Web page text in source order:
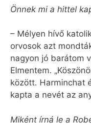
Önnek mi a hittel
– Mélyen hívő
orvosok azt
nagyon jó barátom
Elmentem.
között. Harminchat
kapta a nevét az
Miként írná le a